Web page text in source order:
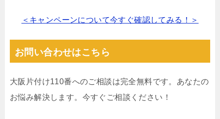
＜キャンペーンについて今すぐ確認してみる！＞
お問い合わせはこちら
大阪片付け110番へのご相談は完全無料です。あなたの
お悩み解決します。今すぐご相談ください！